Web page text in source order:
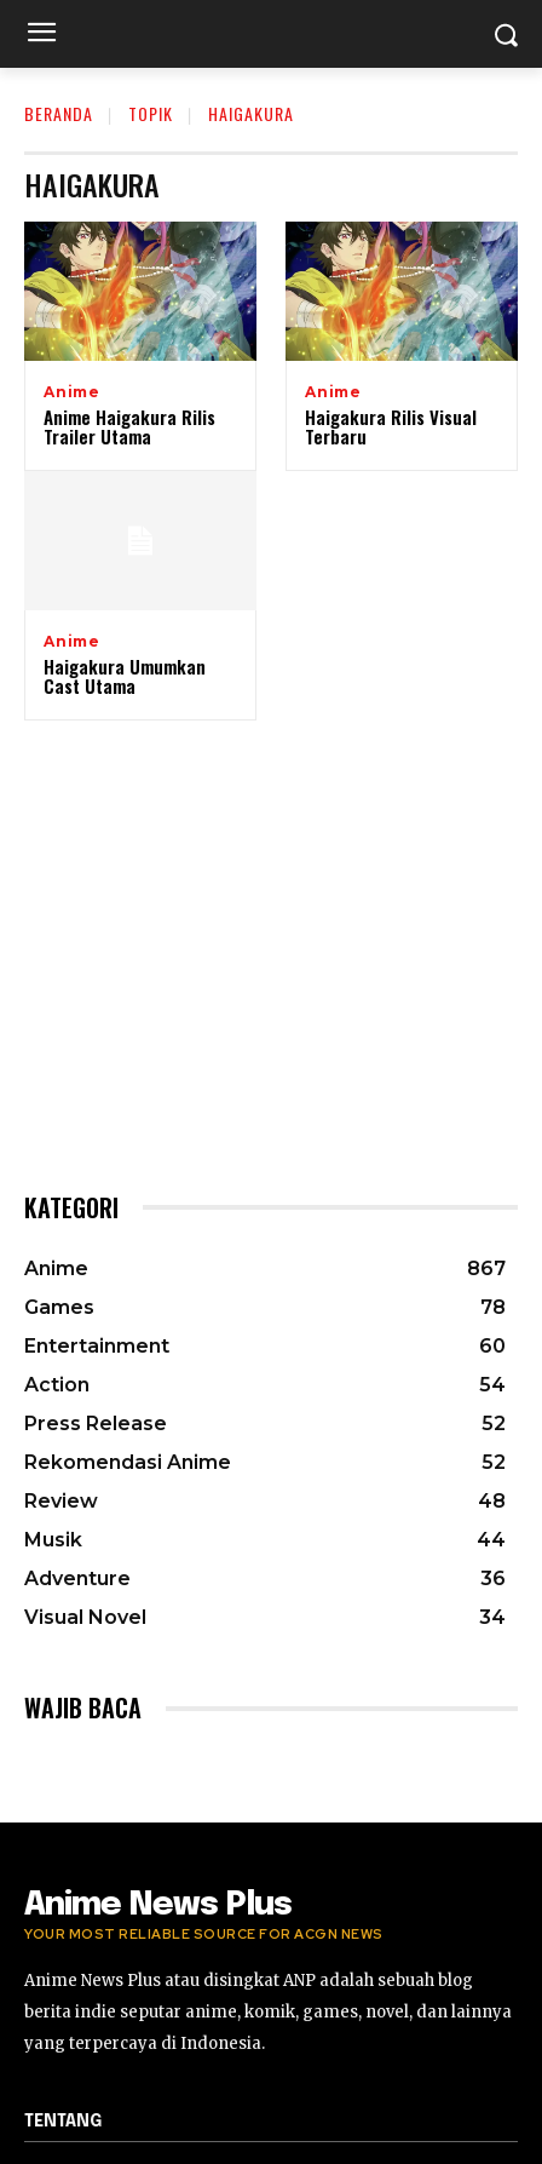
BERANDA TOPIK HAIGAKURA
HAIGAKURA
Anime
Anime Haigakura Rilis
Trailer Utama
Anime
Haigakura Rilis Visual
Terbaru
Anime
Haigakura Umumkan
Cast Utama
KATEGORI
Anime
867
Games
78
Entertainment
60
Action
54
Press Release
52
Rekomendasi Anime
52
Review
48
Musik
44
Adventure
36
Visual Novel
34
WAJIB BACA
Anime News Plus
YOUR MOST RELIABLE SOURCE FOR ACGN NEWS
Anime News Plus atau disingkat ANP adalah sebuah blog
berita indie seputar anime, komik, games, novel, dan lainnya
yang terpercaya di Indonesia.
TENTANG